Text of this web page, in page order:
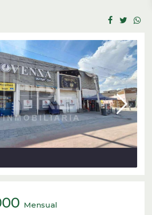
Mensual